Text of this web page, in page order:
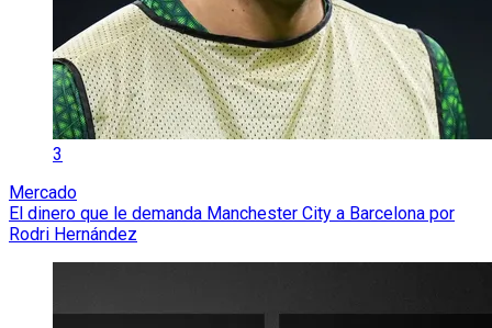
3
Mercado
El dinero que le demanda Manchester City a Barcelona por
Rodri Hernández